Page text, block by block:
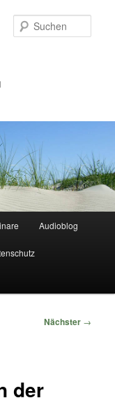
Audioblog
Nächster →
der